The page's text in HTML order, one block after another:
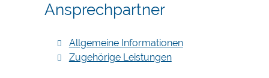
Ansprechpartner
Allgemeine Informationen
Zugehörige Leistungen